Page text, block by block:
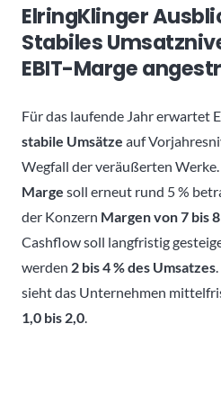
ElringKlinger
Stabiles
EBIT-Marge
Für das laufende Jahr erwartet
stabile Umsätze auf
Wegfall der veräußerten
Marge soll erneut rund 5 %
der Konzern Margen von 7 bis
Cashflow soll langfristig
werden 2 bis 4 % des Umsatzes
sieht das Unternehmen
1,0 bis 2,0